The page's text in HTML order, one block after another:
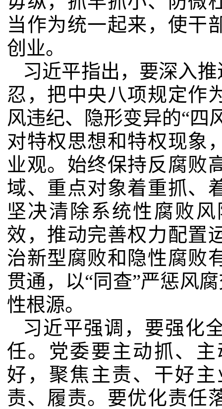
当作为统一起来，使干
创业。
习近平指出，要深入
忍，把中央八项规定作
风违纪、隐形变异的“四
对特权思想和特权现象
业观。始终保持反腐败
域、重点对象着重抓、
坚决清除系统性腐败
效，推动完善权力配置
治新型腐败和隐性腐败
贯通，以“同查”严惩风
性根源。
习近平强调，要强化
任。党委要主动抓、
好，聚焦主责、干好
责、履责。要优化责任